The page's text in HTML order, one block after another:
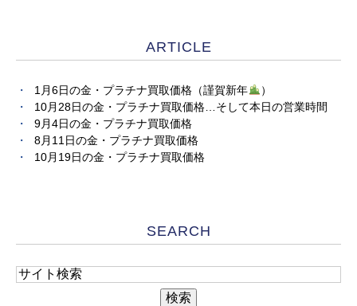
ARTICLE
1月6日の金・プラチナ買取価格（謹賀新年
）
10月28日の金・プラチナ買取価格…そして本日の営業時間
9月4日の金・プラチナ買取価格
8月11日の金・プラチナ買取価格
10月19日の金・プラチナ買取価格
SEARCH